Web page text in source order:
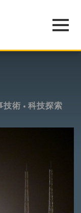
技術 科技探索